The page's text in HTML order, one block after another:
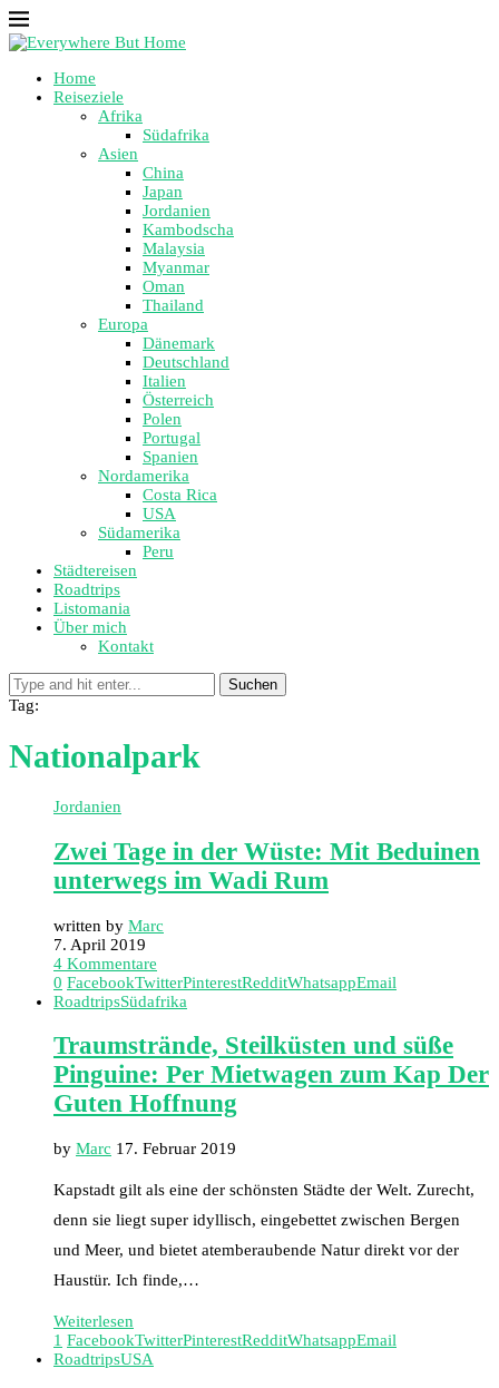
Home
Reiseziele
Afrika
Südafrika
Asien
China
Japan
Jordanien
Kambodscha
Malaysia
Myanmar
Oman
Thailand
Europa
Dänemark
Deutschland
Italien
Österreich
Polen
Portugal
Spanien
Nordamerika
Costa Rica
USA
Südamerika
Peru
Städtereisen
Roadtrips
Listomania
Über mich
Kontakt
Suchen
Tag:
Nationalpark
Jordanien
Zwei Tage in der Wüste: Mit Beduinen
unterwegs im Wadi Rum
written by Marc
7. April 2019
4 Kommentare
0 FacebookTwitterPinterestRedditWhatsappEmail
RoadtripsSüdafrika
Traumstrände, Steilküsten und süße
Pinguine: Per Mietwagen zum Kap Der
Guten Hoffnung
by Marc 17. Februar 2019
Kapstadt gilt als eine der schönsten Städte der Welt. Zurecht,
denn sie liegt super idyllisch, eingebettet zwischen Bergen
und Meer, und bietet atemberaubende Natur direkt vor der
Haustür. Ich finde,…
Weiterlesen
1 FacebookTwitterPinterestRedditWhatsappEmail
RoadtripsUSA